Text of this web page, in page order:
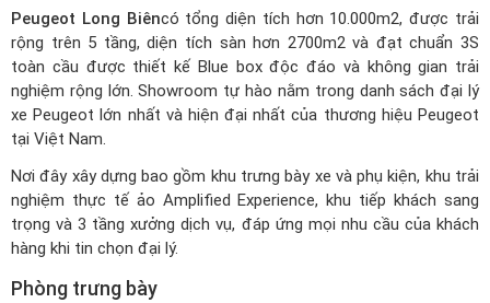
Peugeot Long Biêncó tổng diện tích hơn 10.000m2, được trải
rộng trên 5 tầng, diện tích sàn hơn 2700m2 và đạt chuẩn 3S
toàn cầu được thiết kế Blue box độc đáo và không gian trải
nghiệm rộng lớn. Showroom tự hào nằm trong danh sách đại lý
xe Peugeot lớn nhất và hiện đại nhất của thương hiệu Peugeot
tại Việt Nam.
Nơi đây xây dựng bao gồm khu trưng bày xe và phụ kiện, khu trải
nghiệm thực tế ảo Amplified Experience, khu tiếp khách sang
trọng và 3 tầng xưởng dịch vụ, đáp ứng mọi nhu cầu của khách
hàng khi tin chọn đại lý.
Phòng trưng bày